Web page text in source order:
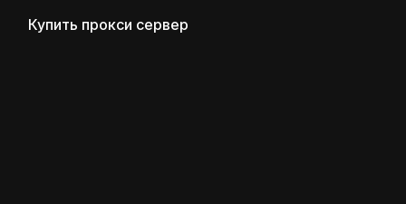
Купить прокси сервер